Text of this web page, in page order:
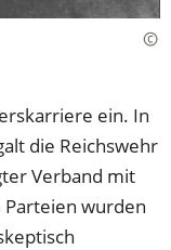
ein. In
die Reichswehr
Verband mit
wurden